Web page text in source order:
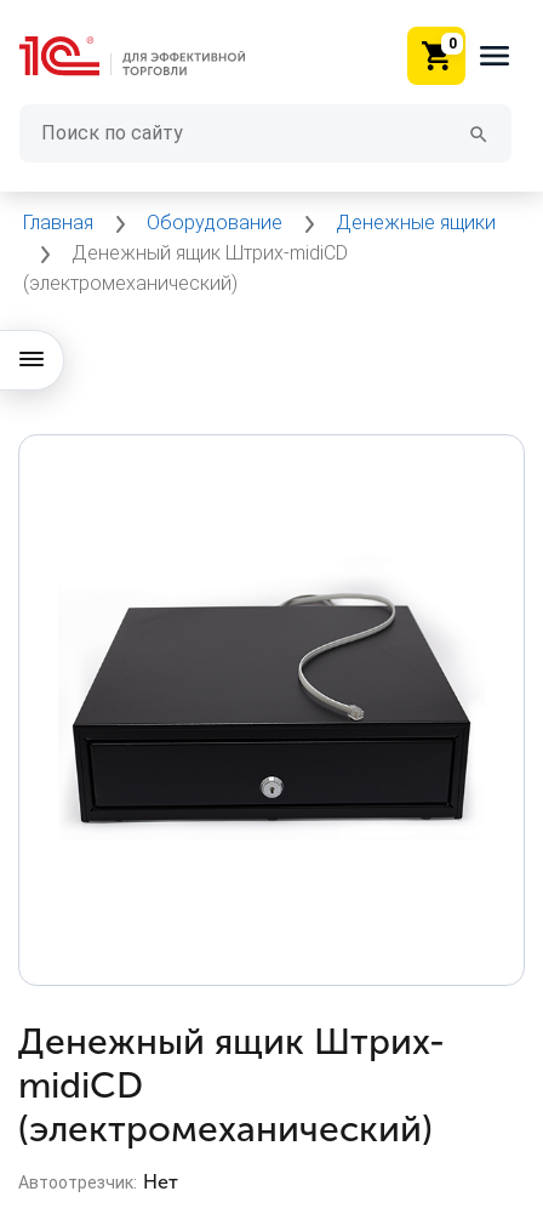
0
Главная Оборудование
Денежные ящики
Денежный ящик Штрих-midiCD
(электромеханический)
Денежный ящик Штрих-
midiCD
(электромеханический)
Автоотрезчик: Нет